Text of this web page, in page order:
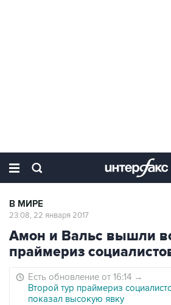
В МИРЕ
23:08, 22 января 2017
Амон и Вальс вышли
праймериз
Есть обновление от 16:14 →
Второй тур праймериз
показал высокую явку